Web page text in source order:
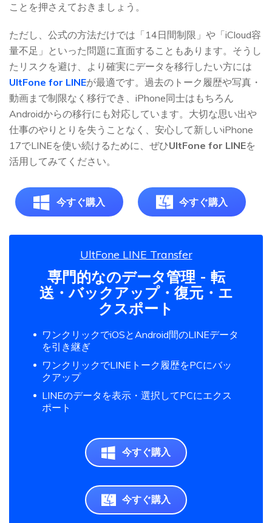
ことを押さえておきましょう。
ただし、公式の方法だけでは「14日間制限」や「iCloud容
量不足」といった問題に直面することもあります。そうし
たリスクを避け、より確実にデータを移行したい方には
UltFone for LINEが最適です。過去のトーク履歴や写真・
動画まで制限なく移行でき、iPhone同士はもちろん
Androidからの移行にも対応しています。大切な思い出や
仕事のやりとりを失うことなく、安心して新しいiPhone
17でLINEを使い続けるために、ぜひUltFone for LINEを
活用してみてください。
今すぐ購入 今すぐ購入
UltFone LINE Transfer
専門的なのデータ管理 - 転
送・バックアップ・復元・エ
クスポート
ワンクリックでiOSとAndroid間のLINEデータ
を引き継ぎ
ワンクリックでLINEトーク履歴をPCにバッ
クアップ
LINEのデータを表示・選択してPCにエクス
ポート
今すぐ購入
今すぐ購入